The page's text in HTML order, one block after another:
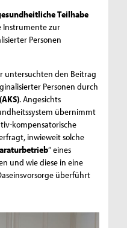
Teilhabe
Instrumente zur
Personen
untersuchten den Beitrag
Personen durch
. Angesichts
übernimmt
kompensatorische
inwieweit solche
“ eines
und wie diese in eine
überführt